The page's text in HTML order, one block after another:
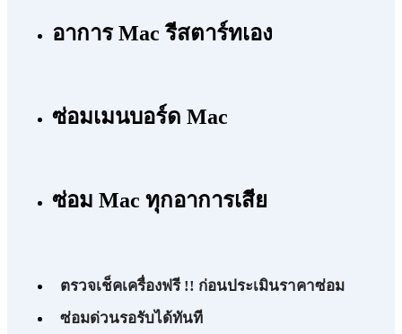
อาการ Mac รีสตาร์ทเอง
ซ่อมเมนบอร์ด Mac
ซ่อม Mac ทุกอาการเสีย
ตรวจเช็คเครื่องฟรี !! ก่อนประเมินราคาซ่อม
ซ่อมด่วนรอรับได้ทันที